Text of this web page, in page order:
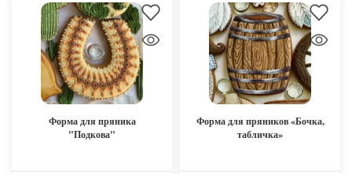
Форма для пряника
"Подкова"
Форма для пряников «Бочка,
табличка»